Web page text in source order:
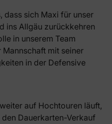
dass sich Maxi für unser
ins Allgäu zurückkehren
in unserem Team
mit seiner
in der Defensive
auf Hochtouren läuft,
Dauerkarten-Verkauf